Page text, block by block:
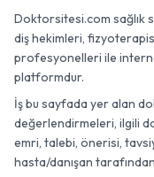
Doktorsitesi.com sağlık
diş hekimleri,
profesyonelleri ile
platformdur.
İş bu sayfada yer alan
değerlendirmeleri, ilgili
emri, talebi, önerisi,
hasta/danışan